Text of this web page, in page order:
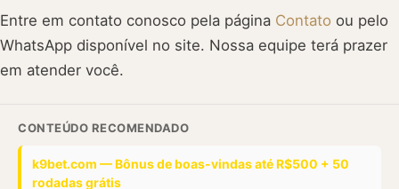
Entre em contato conosco pela página Contato ou pelo
WhatsApp disponível no site. Nossa equipe terá prazer
em atender você.
CONTEÚDO RECOMENDADO
k9bet.com — Bônus de boas-vindas até R$500 + 50
rodadas grátis